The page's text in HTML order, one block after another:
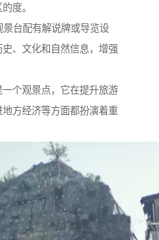
度。
台配有解说牌或导览设
、文化和自然信息，增强
个观景点，它在提升旅游
方经济等方面都扮演着重